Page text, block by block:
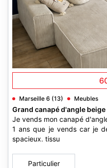
Marseille 6 (13) Meubles
Grand canapé d'angle
Je vends mon canapé
1 ans que je vends car je
spacieux. tissu
Particulier